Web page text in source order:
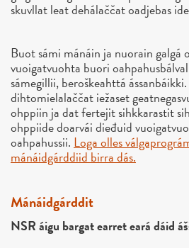
skuvllat leat dehálaččat oadjebas
Buot sámi mánáin ja nuorain galgá
vuoigatvuohta buori
sámegillii, beroškeahttá
dihtomielalaččat iežaset
ohppiin ja dat fertejit sihkkarastit
ohppiide doarvái dieđuid
oahpahussii. Loga olles
mánáidgárddiid birra dás.
Mánáidgárddit
NSR áigu bargat earret eará dáid